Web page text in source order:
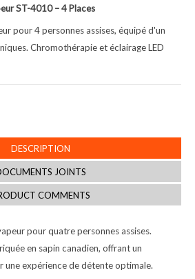
ST-4010 – 4 Places
pour 4 personnes assises, équipé d'un
Chromothérapie et éclairage LED
DESCRIPTION
JOINTS
COMMENTS
pour quatre personnes assises.
en sapin canadien, offrant un
une expérience de détente optimale.